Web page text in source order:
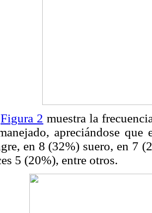
Figura 2 muestra la
apreciándose
en 8 (32%) suero, en 7
5 (20%), entre otros.